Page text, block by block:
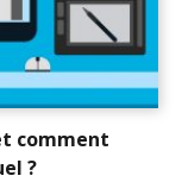
comment
?